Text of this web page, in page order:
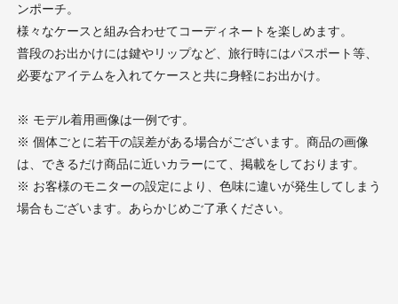
ンポーチ。
様々なケースと組み合わせてコーディネートを楽しめます。
普段のお出かけには鍵やリップなど、旅行時にはパスポート等、
必要なアイテムを入れてケースと共に身軽にお出かけ。
※ モデル着用画像は一例です。
※ 個体ごとに若干の誤差がある場合がございます。商品の画像
は、できるだけ商品に近いカラーにて、掲載をしております。
※ お客様のモニターの設定により、色味に違いが発生してしまう
場合もございます。あらかじめご了承ください。